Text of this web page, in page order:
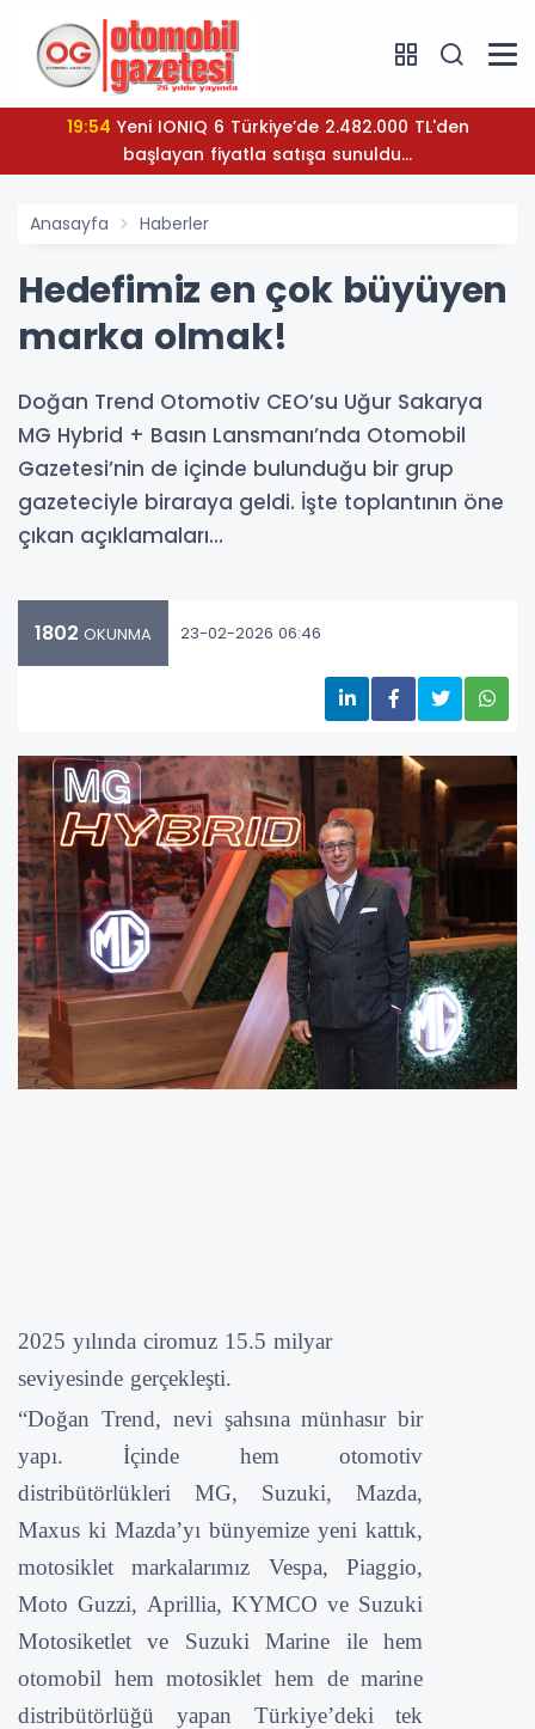
19:54
başlayan fiyatla satışa sunuldu...
Anasayfa Haberler
Hedefimiz en çok büyüyen
marka olmak!
Doğan Trend Otomotiv CEO’su Uğur Sakarya
MG Hybrid + Basın Lansmanı’nda Otomobil
Gazetesi’nin de içinde bulunduğu bir grup
gazeteciyle biraraya geldi. İşte toplantının öne
çıkan açıklamaları…
1802 OKUNMA 23-02-2026 06:46
2025 yılında ciromuz 15.5 milyar
seviyesinde gerçekleşti.
“Doğan Trend, nevi şahsına münhasır bir
yapı. İçinde hem otomotiv
distribütörlükleri MG, Suzuki, Mazda,
Maxus ki Mazda’yı bünyemize yeni kattık,
motosiklet markalarımız Vespa, Piaggio,
Moto Guzzi, Aprillia, KYMCO ve Suzuki
Motosiketlet ve Suzuki Marine ile hem
otomobil hem motosiklet hem de marine
distribütörlüğü yapan Türkiye’deki tek